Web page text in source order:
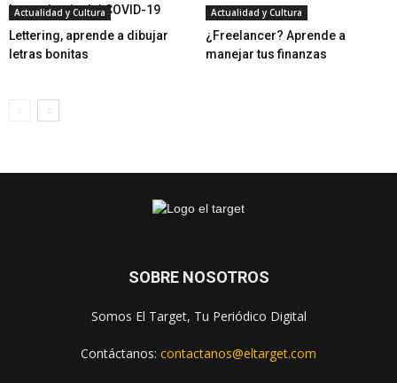
la pandemia del COVID-19
Actualidad y Cultura
Lettering, aprende a dibujar
letras bonitas
Actualidad y Cultura
¿Freelancer? Aprende a
manejar tus finanzas
SOBRE NOSOTROS
Somos El Target, Tu Periódico Digital
Contáctanos: contactanos@eltarget.com